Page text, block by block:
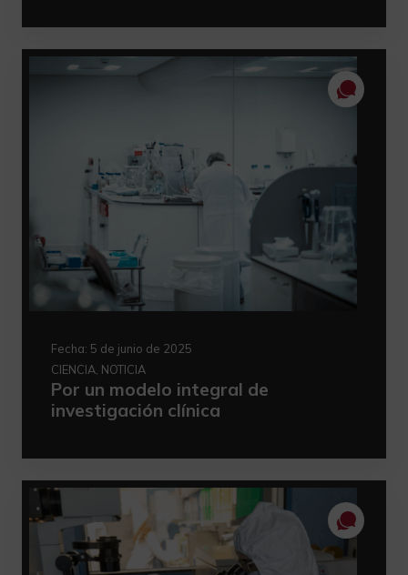
Fecha: 5 de junio de 2025
CIENCIA, NOTICIA
Por un modelo integral de
investigación clínica